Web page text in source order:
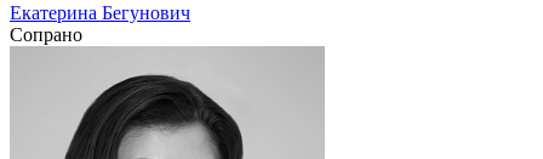
Екатерина Бегунович
Сопрано